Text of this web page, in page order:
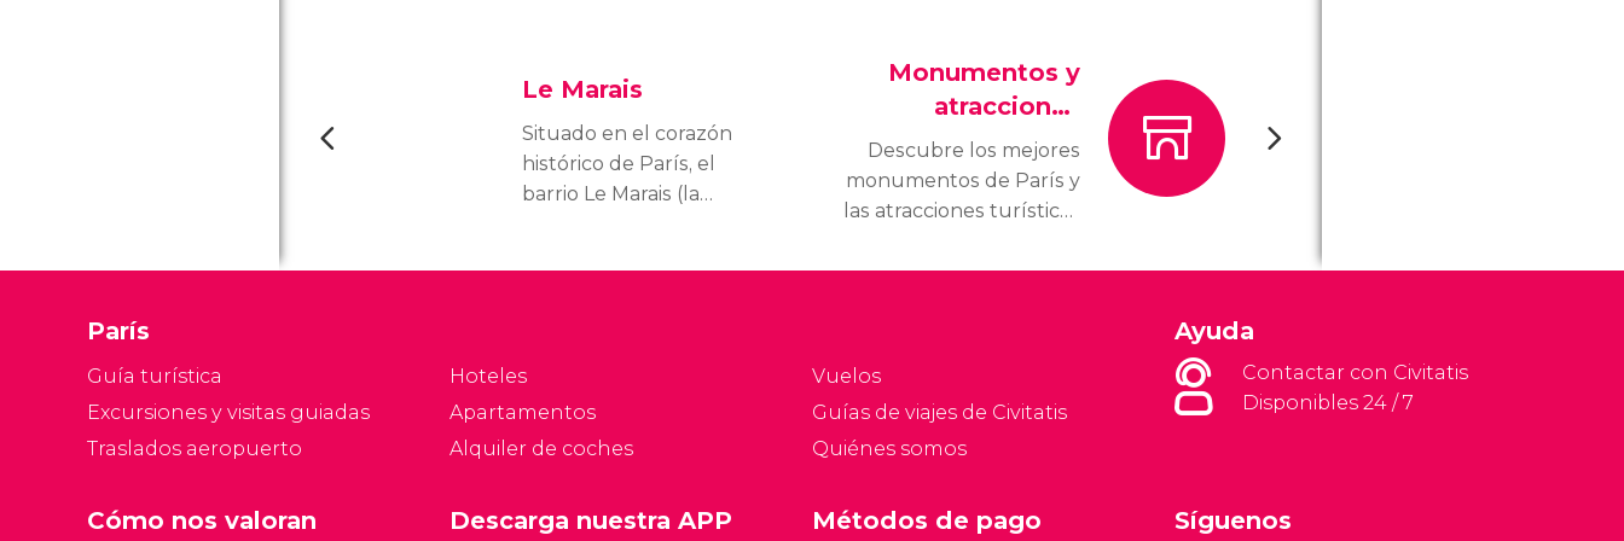
Le Marais
Situado en el corazón
histórico de París, el
barrio Le Marais (la
de París.
Monumentos y
atracciones
turísticas
Descubre los mejores
monumentos de París y
las atracciones turísticas
viajas a la capital
París
Guía turística
Excursiones y visitas guiadas
Traslados aeropuerto
Hoteles
Apartamentos
Alquiler de coches
Vuelos
Guías de viajes de Civitatis
Quiénes somos
Ayuda
Contactar con Civitatis
Disponibles 24 / 7
Cómo nos valoran Síguenos
Descarga nuestra APP Métodos de pago